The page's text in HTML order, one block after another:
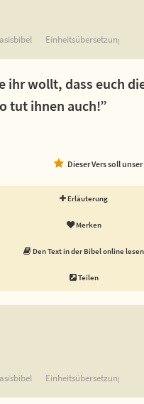
Einheitsübersetzung
ihr wollt, dass euch
tut ihnen auch!”
Dieser Vers soll
Erläuterung
Merken
Den Text in der Bibel online lesen
Teilen
Einheitsübersetzung